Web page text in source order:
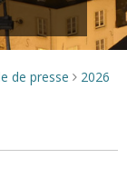
de presse > 2026